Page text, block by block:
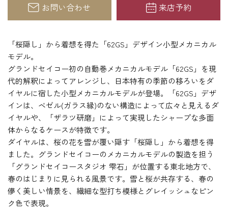
お問い合わせ 来店予約
「桜隠し」から着想を得た「62GS」デザイン小型メカニカル
モデル。
グランドセイコー初の自動巻メカニカルモデル「62GS」を現
代的解釈によってアレンジし、日本特有の季節の移ろいをダ
イヤルに宿した小型メカニカルモデルが登場。「62GS」デザ
インは、ベゼル(ガラス縁)のない構造によって広々と見えるダ
イヤルや、「ザラツ研磨」によって実現したシャープな多面
体からなるケースが特徴です。
ダイヤルは、桜の花を雪が覆い隠す「桜隠し」から着想を得
ました。グランドセイコーのメカニカルモデルの製造を担う
「グランドセイコースタジオ 雫石」が位置する東北地方で、
春のはじまりに見られる風景です。雪と桜が共存する、春の
儚く美しい情景を、繊細な型打ち模様とグレイッシュなピン
ク色で表現。